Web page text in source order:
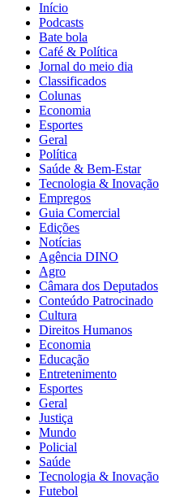
Início
Podcasts
Bate bola
Café & Política
Jornal do meio dia
Classificados
Colunas
Economia
Esportes
Geral
Política
Saúde & Bem-Estar
Tecnologia & Inovação
Empregos
Guia Comercial
Edições
Notícias
Agência DINO
Agro
Câmara dos Deputados
Conteúdo Patrocinado
Cultura
Direitos Humanos
Economia
Educação
Entretenimento
Esportes
Geral
Justiça
Mundo
Policial
Saúde
Tecnologia & Inovação
Futebol